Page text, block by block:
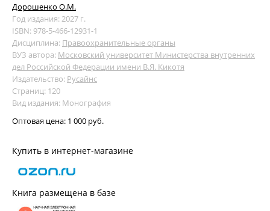
Дорошенко О.М.
Год издания: 2027 г.
ISBN: 978-5-466-12931-1
Дисциплина: Правоохранительные органы
ВУЗ автора: Московский университет Министерства внутренних
дел Российской Федерации имени В.Я. Кикотя
Издательство: Русайнс
Страниц: 120
Вид издания: Монография
Оптовая цена: 1 000 руб.
Купить в интернет-магазине
Книга размещена в базе